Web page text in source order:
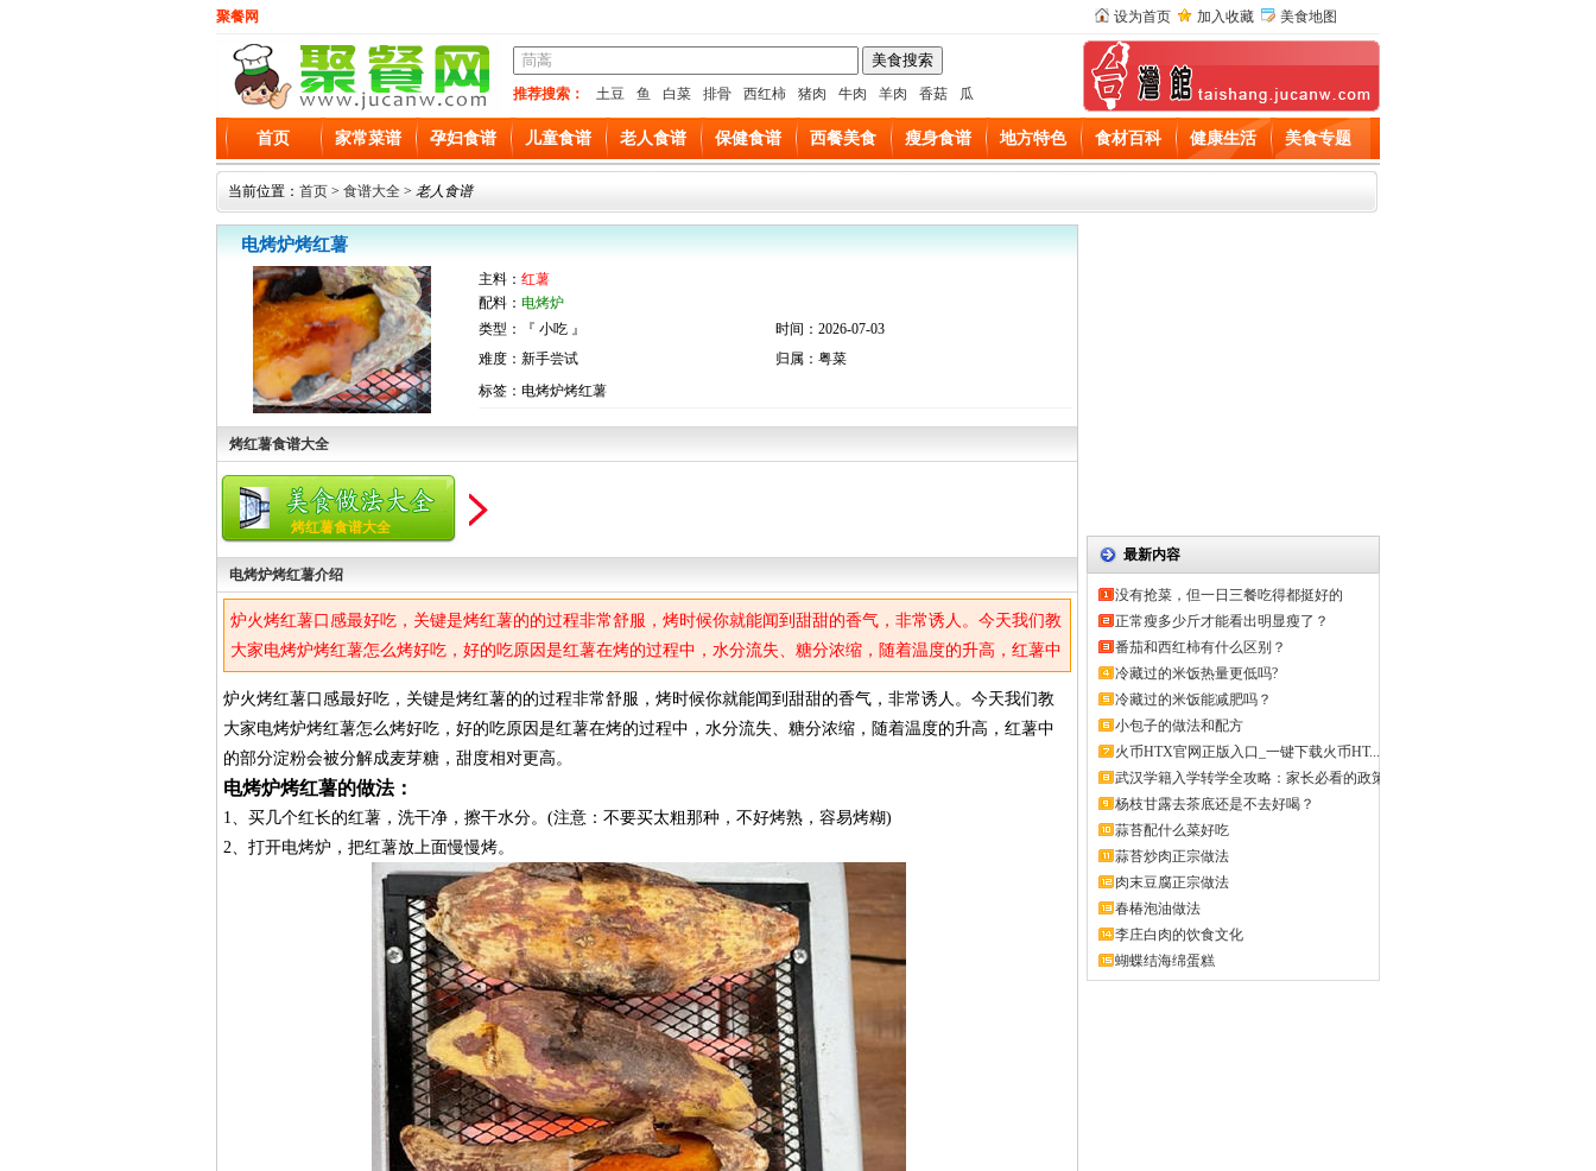
聚餐网 设为首页 加入收藏 美食地图
推荐搜索： 土豆 鱼 白菜 排骨 西红柿 猪肉 牛肉 羊肉 香菇 瓜
首页 家常菜谱 孕妇食谱 儿童食谱 老人食谱 保健食谱 西餐美食 瘦身食谱 地方特色 食材百科 健康生活 美食专题
当前位置： 首页 > 食谱大全 > 老人食谱
电烤炉烤红薯
主料： 红薯
配料： 电烤炉
类型：『 小吃 』
时间：2026-07-03
难度：新手尝试
归属：粤菜
标签：电烤炉烤红薯
烤红薯食谱大全
烤红薯食谱大全
电烤炉烤红薯介绍
炉火烤红薯口感最好吃，关键是烤红薯的的过程非常舒服，烤时候你就能闻到甜甜的香气，非常诱人。今天我们教
大家电烤炉烤红薯怎么烤好吃，好的吃原因是红薯在烤的过程中，水分流失、糖分浓缩，随着温度的升高，红薯中
炉火烤红薯口感最好吃，关键是烤红薯的的过程非常舒服，烤时候你就能闻到甜甜的香气，非常诱人。今天我们教
大家电烤炉烤红薯怎么烤好吃，好的吃原因是红薯在烤的过程中，水分流失、糖分浓缩，随着温度的升高，红薯中
的部分淀粉会被分解成麦芽糖，甜度相对更高。
电烤炉烤红薯的做法：
1、买几个红长的红薯，洗干净，擦干水分。(注意：不要买太粗那种，不好烤熟，容易烤糊)
2、打开电烤炉，把红薯放上面慢慢烤。
最新内容
没有抢菜，但一日三餐吃得都挺好的
正常瘦多少斤才能看出明显瘦了？
番茄和西红柿有什么区别？
冷藏过的米饭热量更低吗?
冷藏过的米饭能减肥吗？
小包子的做法和配方
火币HTX官网正版入口_一键下载火币HT...
武汉学籍入学转学全攻略：家长必看的政策
解...
杨枝甘露去茶底还是不去好喝？
蒜苔配什么菜好吃
蒜苔炒肉正宗做法
肉末豆腐正宗做法
春椿泡油做法
李庄白肉的饮食文化
蝴蝶结海绵蛋糕